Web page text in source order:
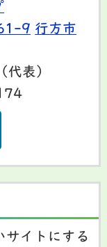
9 行方市
（代表）
サイトにする